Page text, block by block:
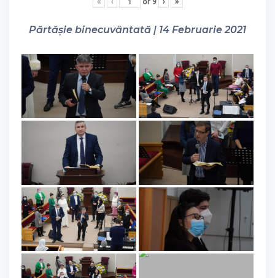
Părtășie binecuvântată | 14 Februarie 2021